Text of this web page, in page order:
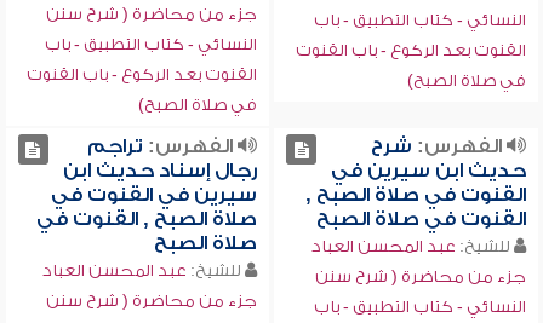
النسائي - كتاب التطبيق - باب
القنوت بعد الركوع - باب القنوت
في صلاة الصبح)
جزء من محاضرة ( شرح سنن
النسائي - كتاب التطبيق - باب
القنوت بعد الركوع - باب القنوت
في صلاة الصبح)
الفهرس: شرح
حديث ابن سيرين في
القنوت في صلاة الصبح ,
القنوت في صلاة الصبح
للشيخ: عبد المحسن العباد
جزء من محاضرة ( شرح سنن
النسائي - كتاب التطبيق - باب
الفهرس: تراجم
رجال إسناد حديث ابن
سيرين في القنوت في
صلاة الصبح , القنوت في
صلاة الصبح
للشيخ: عبد المحسن العباد
جزء من محاضرة ( شرح سنن